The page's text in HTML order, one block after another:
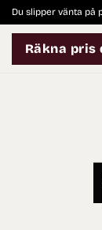
Skip
to
content
Du slipper vänta på
Räkna pris